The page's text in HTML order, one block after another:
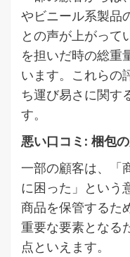
やビニール系製品
との声が上がって
を担いだ時の総重
います。これらの
ち運び易さに関す
す。
悪い口コミ: 梱包
一部の顧客は、「
に困った」という
商品を保管するた
重要な要素となる
点といえます。